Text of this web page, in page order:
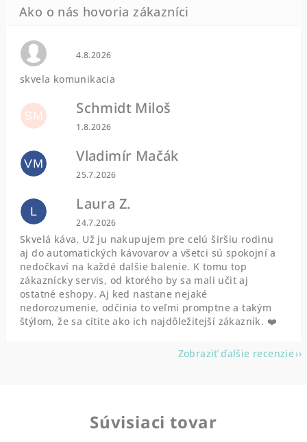
Hodnotenie obchodu je 0 z 5 hviezdičiek.
4.8.2026
skvela komunikacia
SM Schmidt Miloš
Hodnotenie obchodu je 5 z 5 hviezdičiek.
1.8.2026
VM Vladimír Mačák
Hodnotenie obchodu je 5 z 5 hviezdičiek.
25.7.2026
L Laura Z.
Hodnotenie obchodu je 5 z 5 hviezdičiek.
24.7.2026
Skvelá káva. Už ju nakupujem pre celú širšiu rodinu
aj do automatických kávovarov a všetci sú spokojní a
nedočkaví na každé dalšie balenie. K tomu top
zákaznícky servis, od ktorého by sa mali učit aj
ostatné eshopy. Aj ked nastane nejaké
nedorozumenie, odčinia to veľmi promptne a takým
štýlom, že sa cítite ako ich najdôležitejší zákazník. ❤️
Zobraziť ďalšie recenzie
Súvisiaci tovar